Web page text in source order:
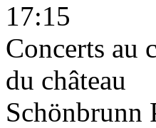
17:15
Concerts au
du château
Schönbrunn